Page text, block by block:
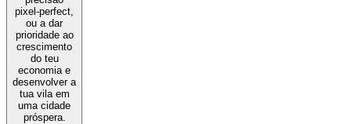
pixel-perfect,
ou a dar
prioridade ao
crescimento
do teu
economia e
desenvolver a
tua vila em
uma cidade
próspera.